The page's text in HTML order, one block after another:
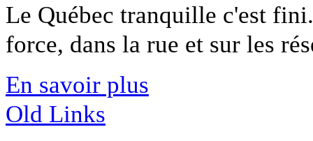
Le Québec tranquille c'est
force, dans la rue et sur les
En savoir plus
Old Links